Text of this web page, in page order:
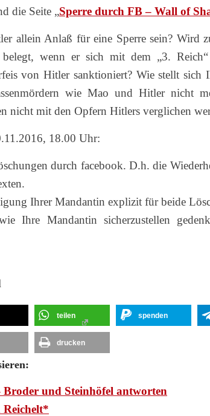
die Seite „Sperre durch FB – Wall of
allein Anlaß für eine Sperre sein? Wird
wenn er sich mit dem „3.
von Hitler sanktioniert? Wie stellt sich
wie Mao und Hitler nicht
nicht mit den Opfern Hitlers verglichen
18.00 Uhr:
durch facebook. D.h. die
Ihrer Mandantin explizit für beide
Ihre Mandantin sicherzustellen
teilen spenden
drucken
und Steinhöfel antworten
Reichelt*